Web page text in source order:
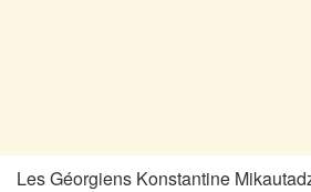
Les Géorgiens Konstantine